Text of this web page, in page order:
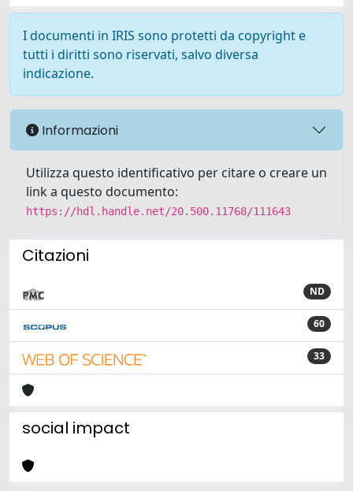
I documenti in IRIS sono protetti da copyright e
tutti i diritti sono riservati, salvo diversa
indicazione.
Informazioni
Utilizza questo identificativo per citare o creare un
link a questo documento:
https://hdl.handle.net/20.500.11768/111643
Citazioni
ND
60
33
social impact